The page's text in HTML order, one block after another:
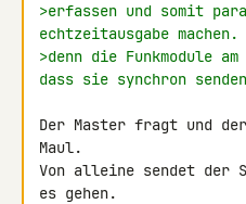
>erfassen und somit
echtzeitausgabe
>denn die Funkmodule
dass sie synchron
Der Master fragt und
Maul.
Von alleine sendet der
es gehen.